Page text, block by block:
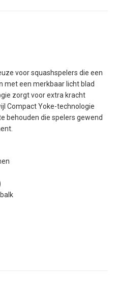
voor squashspelers die een
met een merkbaar licht blad
zorgt voor extra kracht
Compact Yoke-technologie
behouden die spelers gewend